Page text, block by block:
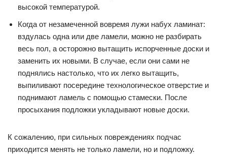
высокой температурой.
Когда от незамеченной вовремя лужи набух ламинат:
вздулась одна или две ламели, можно не разбирать
весь пол, а осторожно вытащить испорченные доски и
заменить их новыми. В случае, если они сами не
поднялись настолько, что их легко вытащить,
выпиливают посередине технологическое отверстие и
поднимают ламель с помощью стамески. После
просыхания подложки укладывают новые доски.
К сожалению, при сильных повреждениях подчас
приходится менять не только ламели, но и подложку.